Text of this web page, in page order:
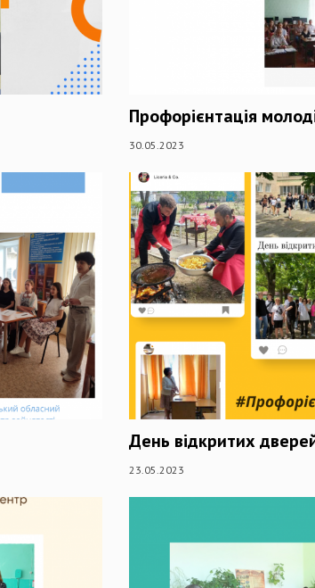
Профорієнтація
30.05.2023
День відкритих
23.05.2023